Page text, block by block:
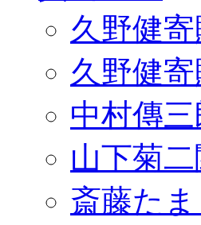
久野健
久野健
中村傳
山下菊
斎藤た